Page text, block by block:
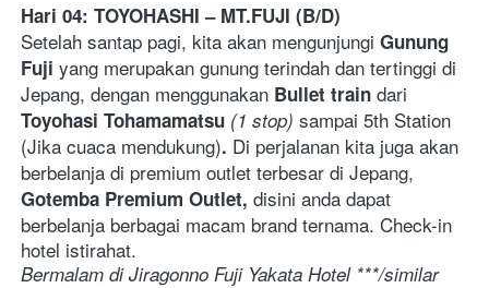
Hari 04: TOYOHASHI – MT.FUJI (B/D)
Setelah santap pagi, kita akan mengunjungi Gunung
Fuji yang merupakan gunung terindah dan tertinggi di
Jepang, dengan menggunakan Bullet train
Toyohasi Tohamamatsu (1 stop) sampai 5th Station
(Jika cuaca mendukung). Di perjalanan kita juga akan
berbelanja di premium outlet terbesar di Jepang,
Gotemba Premium Outlet, disini anda dapat
berbelanja berbagai macam brand ternama. Check-in
hotel istirahat.
Bermalam di Jiragonno Fuji Yakata Hotel ***/similar